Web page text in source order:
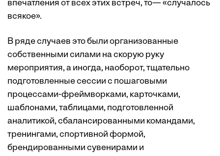
впечатления от всех этих встреч, то— «случалось
всякое».
В ряде случаев это были организованные
собственными силами на скорую руку
мероприятия, а иногда, наоборот, тщательно
подготовленные сессии с пошаговыми
процессами-фреймворками, карточками,
шаблонами, таблицами, подготовленной
аналитикой, сбалансированными командами,
тренингами, спортивной формой,
брендированными сувенирами и